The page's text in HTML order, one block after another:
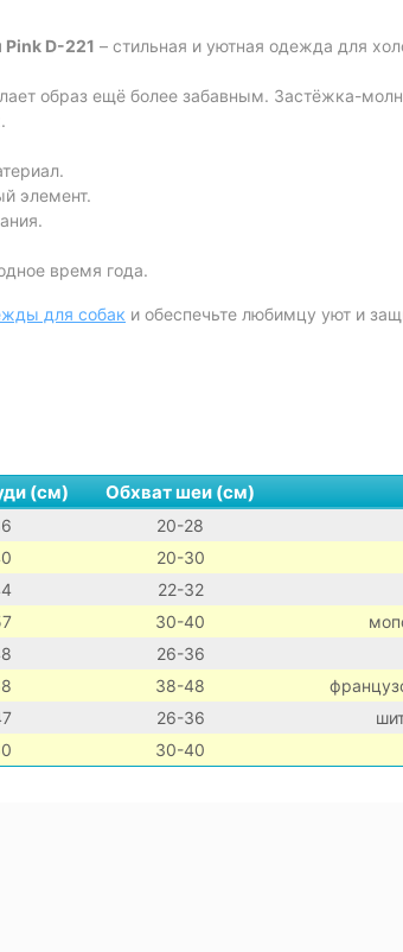
D-221 – стильная и уютная одежда для
образ ещё более забавным. Застёжка-
элемент.
время года.
для собак и обеспечьте любимцу уют и
(см) Обхват шеи (см)
20-28
20-30
22-32
30-40
26-36
38-48
26-36
30-40